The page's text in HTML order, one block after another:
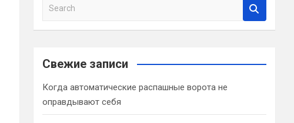
a
c
Свежие записи
Когда автоматические распашные ворота не
оправдывают себя